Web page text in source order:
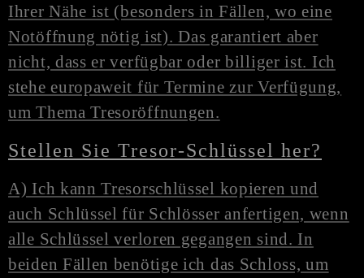
Ihrer Nähe ist (besonders in Fällen, wo eine
Notöffnung nötig ist). Das garantiert aber
nicht, dass er verfügbar oder billiger ist. Ich
stehe europaweit für Termine zur Verfügung,
um Thema Tresoröffnungen.
Stellen Sie Tresor-Schlüssel her?
A) Ich kann Tresorschlüssel kopieren und
auch Schlüssel für Schlösser anfertigen, wenn
alle Schlüssel verloren gegangen sind. In
beiden Fällen benötige ich das Schloss, um